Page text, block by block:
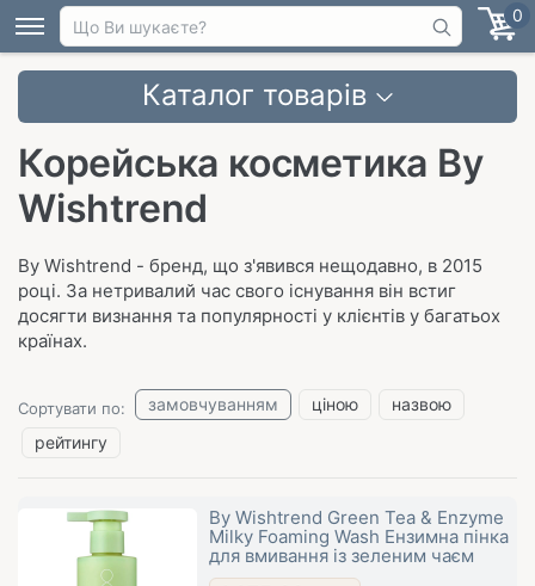
0
Каталог товарів
Корейська косметика By
Wishtrend
By Wishtrend - бренд, що з'явився нещодавно, в 2015
році. За нетривалий час свого існування він встиг
досягти визнання та популярності у клієнтів у багатьох
країнах.
Сортувати по: замовчуванням ціною
назвою
рейтингу
By Wishtrend Green Tea & Enzyme
Milky Foaming Wash Ензимна пінка
для вмивання із зеленим чаєм